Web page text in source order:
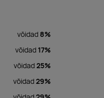
võidad 8%
võidad 17%
võidad25%
võidad29%